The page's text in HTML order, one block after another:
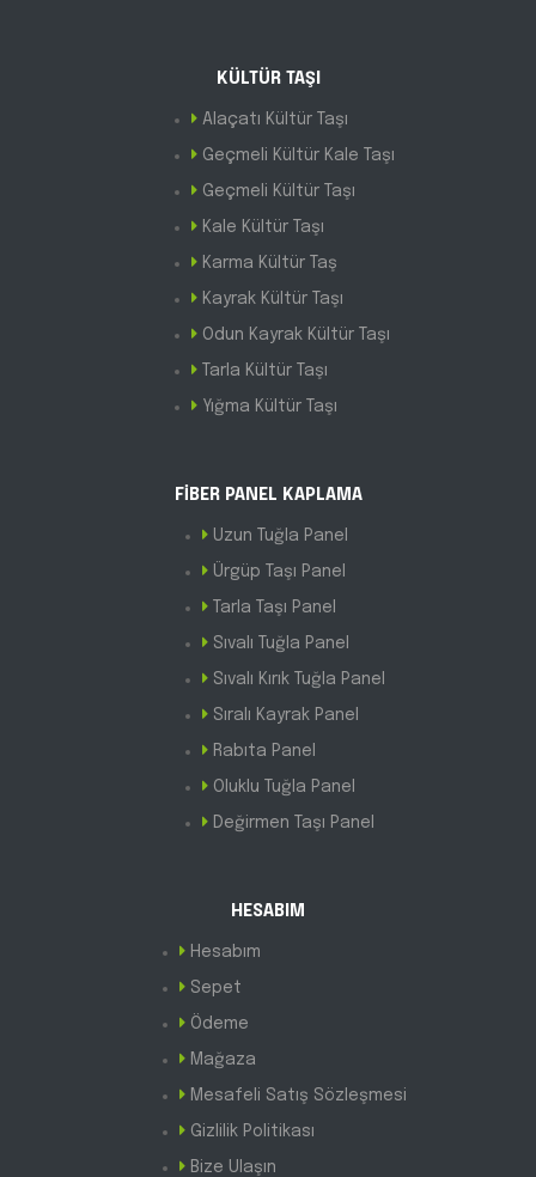
KÜLTÜR TAŞI
Alaçatı Kültür Taşı
Geçmeli Kültür Kale Taşı
Geçmeli Kültür Taşı
Kale Kültür Taşı
Karma Kültür Taş
Kayrak Kültür Taşı
Odun Kayrak Kültür Taşı
Tarla Kültür Taşı
Yığma Kültür Taşı
FİBER PANEL KAPLAMA
Uzun Tuğla Panel
Ürgüp Taşı Panel
Tarla Taşı Panel
Sıvalı Tuğla Panel
Sıvalı Kırık Tuğla Panel
Sıralı Kayrak Panel
Rabıta Panel
Oluklu Tuğla Panel
Değirmen Taşı Panel
HESABIM
Hesabım
Sepet
Ödeme
Mağaza
Mesafeli Satış Sözleşmesi
Gizlilik Politikası
Bize Ulaşın